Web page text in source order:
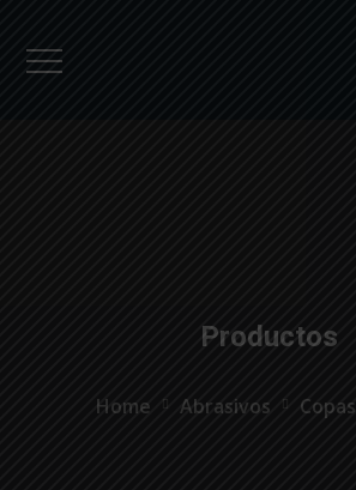
Productos
Home Abrasivos Copas